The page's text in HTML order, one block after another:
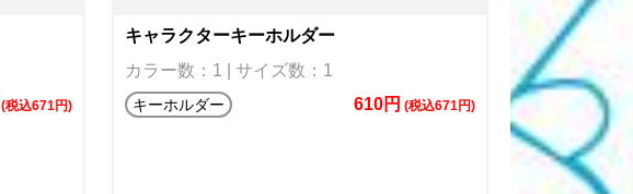
(税込671円)
キャラクターキーホルダー
カラー数：1 | サイズ数：1
キーホルダー 610円 (税込671円)